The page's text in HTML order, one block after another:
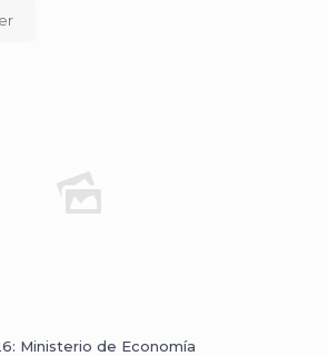
Ministerio de Economía